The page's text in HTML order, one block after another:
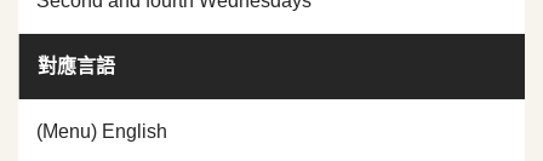
對應言語
(Menu) English